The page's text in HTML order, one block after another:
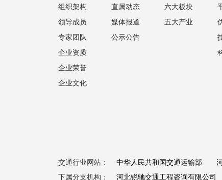
组织架构
领导成员
专家团队
企业资质
企业荣誉
企业文化
直属动态
媒体报道
公示公告
六大板块
五大产业
交通行业网站： 中华人民共和国交通运输部
下属分支机构：
河北锐驰交通工程咨询有限公司